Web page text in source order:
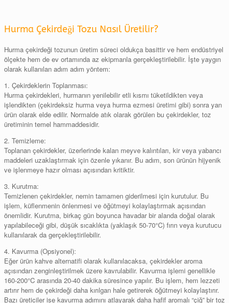
Hurma Çekirdeği Tozu Nasıl Üretilir?
Hurma çekirdeği tozunun üretim süreci oldukça basittir ve hem endüstriyel
ölçekte hem de ev ortamında az ekipmanla gerçekleştirilebilir. İşte yaygın
olarak kullanılan adım adım yöntem:
1. Çekirdeklerin Toplanması:
Hurma çekirdekleri, hurmanın yenilebilir etli kısmı tüketildikten veya
işlendikten (çekirdeksiz hurma veya hurma ezmesi üretimi gibi) sonra yan
ürün olarak elde edilir. Normalde atık olarak görülen bu çekirdekler, toz
üretiminin temel hammaddesidir.
2. Temizleme:
Toplanan çekirdekler, üzerlerinde kalan meyve kalıntıları, kir veya yabancı
maddeleri uzaklaştırmak için özenle yıkanır. Bu adım, son ürünün hijyenik
ve işlenmeye hazır olması açısından kritiktir.
3. Kurutma:
Temizlenen çekirdekler, nemin tamamen giderilmesi için kurutulur. Bu
işlem, küflenmenin önlenmesi ve öğütmeyi kolaylaştırmak açısından
önemlidir. Kurutma, birkaç gün boyunca havadar bir alanda doğal olarak
yapılabileceği gibi, düşük sıcaklıkta (yaklaşık 50-70°C) fırın veya kurutucu
kullanılarak da gerçekleştirilebilir.
4. Kavurma (Opsiyonel):
Eğer ürün kahve alternatifi olarak kullanılacaksa, çekirdekler aroma
açısından zenginleştirilmek üzere kavrulabilir. Kavurma işlemi genellikle
160-200°C arasında 20-40 dakika süresince yapılır. Bu işlem, hem lezzeti
artırır hem de çekirdeği daha kırılgan hale getirerek öğütmeyi kolaylaştırır.
Bazı üreticiler ise kavurma adımını atlayarak daha hafif aromalı “çiğ” bir toz